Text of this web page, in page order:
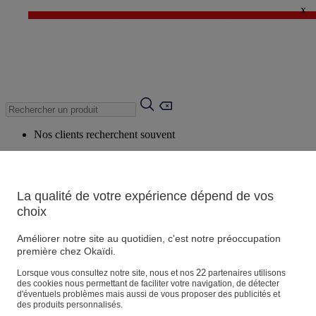
✨ LAST DAYS : Jusqu'à -60%* ✨
x
Nos clients recherchent souvent
Produits suggérés
Voir tous les produits
Magasin
Vos informations personnelles
La qualité de votre expérience dépend de vos
choix
Améliorer notre site au quotidien, c'est notre préoccupation
première chez Okaïdi.
Lorsque vous consultez notre site, nous et nos 22partenaires utilisons
des cookies nous permettant de faciliter votre navigation, de détecter
d'éventuels problèmes mais aussi de vous proposer des publicités et
des produits personnalisés.